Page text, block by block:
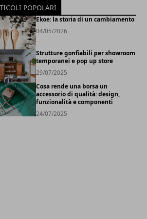
POPOLARI
Ekoe: la storia di un cambiamento
04/05/2026
Strutture gonfiabili per showroom
temporanei e pop up store
29/07/2025
Cosa rende una borsa un
accessorio di qualità: design,
funzionalità e componenti
24/07/2025